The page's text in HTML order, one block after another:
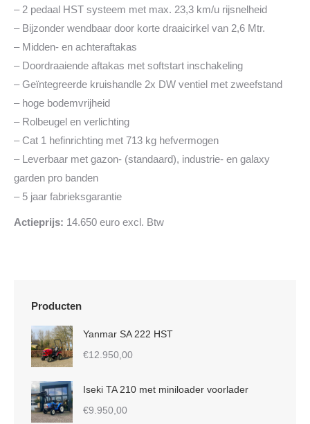
– 2 pedaal HST systeem met max. 23,3 km/u rijsnelheid
– Bijzonder wendbaar door korte draaicirkel van 2,6 Mtr.
– Midden- en achteraftakas
– Doordraaiende aftakas met softstart inschakeling
– Geïntegreerde kruishandle 2x DW ventiel met zweefstand
– hoge bodemvrijheid
– Rolbeugel en verlichting
– Cat 1 hefinrichting met 713 kg hefvermogen
– Leverbaar met gazon- (standaard), industrie- en galaxy
garden pro banden
– 5 jaar fabrieksgarantie
Actieprijs: 14.650 euro excl. Btw
Producten
Yanmar SA 222 HST
€12.950,00
Iseki TA 210 met miniloader voorlader
€9.950,00